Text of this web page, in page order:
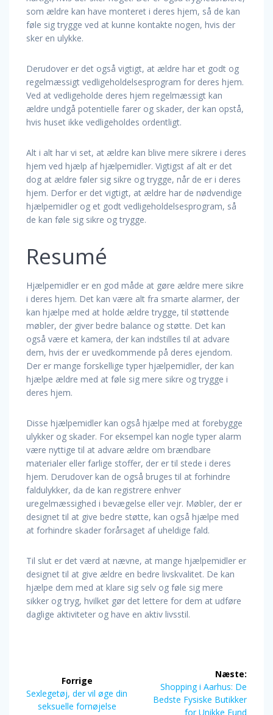
som ældre kan have monteret i deres hjem, så de kan
føle sig trygge ved at kunne kontakte nogen, hvis der
sker en ulykke.
Derudover er det også vigtigt, at ældre har et godt og
regelmæssigt vedligeholdelsesprogram for deres hjem.
Ved at vedligeholde deres hjem regelmæssigt kan
ældre undgå potentielle farer og skader, der kan opstå,
hvis huset ikke vedligeholdes ordentligt.
Alt i alt har vi set, at ældre kan blive mere sikrere i deres
hjem ved hjælp af hjælpemidler. Vigtigst af alt er det
dog at ældre føler sig sikre og trygge, når de er i deres
hjem. Derfor er det vigtigt, at ældre har de nødvendige
hjælpemidler og et godt vedligeholdelsesprogram, så
de kan føle sig sikre og trygge.
Resumé
Hjælpemidler er en god måde at gøre ældre mere sikre
i deres hjem. Det kan være alt fra smarte alarmer, der
kan hjælpe med at holde ældre trygge, til støttende
møbler, der giver bedre balance og støtte. Det kan
også være et kamera, der kan indstilles til at advare
dem, hvis der er uvedkommende på deres ejendom.
Der er mange forskellige typer hjælpemidler, der kan
hjælpe ældre med at føle sig mere sikre og trygge i
deres hjem.
Disse hjælpemidler kan også hjælpe med at forebygge
ulykker og skader. For eksempel kan nogle typer alarm
være nyttige til at advare ældre om brændbare
materialer eller farlige stoffer, der er til stede i deres
hjem. Derudover kan de også bruges til at forhindre
faldulykker, da de kan registrere enhver
uregelmæssighed i bevægelse eller vejr. Møbler, der er
designet til at give bedre støtte, kan også hjælpe med
at forhindre skader forårsaget af uheldige fald.
Til slut er det værd at nævne, at mange hjælpemidler er
designet til at give ældre en bedre livskvalitet. De kan
hjælpe dem med at klare sig selv og føle sig mere
sikker og tryg, hvilket gør det lettere for dem at udføre
daglige aktiviteter og have en aktiv livsstil.
Forrige
Forrige
indlæg:
Sexlegetøj, der vil øge din
seksuelle fornøjelse
Næste:
Næste
indlæg:
Shopping i Aarhus: De
Bedste Fysiske Butikker
for Unikke Fund